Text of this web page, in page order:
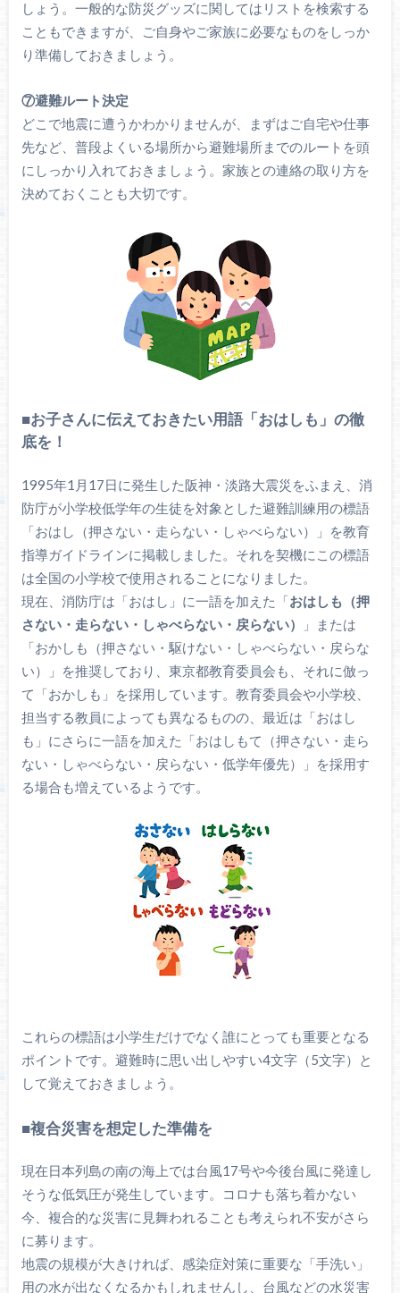
しょう。一般的な防災グッズに関してはリストを検索する
こともできますが、ご自身やご家族に必要なものをしっか
り準備しておきましょう。
⑦避難ルート決定
どこで地震に遭うかわかりませんが、まずはご自宅や仕事
先など、普段よくいる場所から避難場所までのルートを頭
にしっかり入れておきましょう。家族との連絡の取り方を
決めておくことも大切です。
■お子さんに伝えておきたい用語「おはしも」の徹
底を！
1995年1月17日に発生した阪神・淡路大震災をふまえ、消
防庁が小学校低学年の生徒を対象とした避難訓練用の標語
「おはし（押さない・走らない・しゃべらない）」を教育
指導ガイドラインに掲載しました。それを契機にこの標語
は全国の小学校で使用されることになりました。
現在、消防庁は「おはし」に一語を加えた「おはしも（押
さない・走らない・しゃべらない・戻らない）
」または
「おかしも（押さない・駆けない・しゃべらない・戻らな
い）」を推奨しており、東京都教育委員会も、それに倣っ
て「おかしも」を採用しています。教育委員会や小学校、
担当する教員によっても異なるものの、最近は「おはし
も」にさらに一語を加えた「おはしもて（押さない・走ら
ない・しゃべらない・戻らない・低学年優先）」を採用す
る場合も増えているようです。
これらの標語は小学生だけでなく誰にとっても重要となる
ポイントです。避難時に思い出しやすい4文字（5文字）と
して覚えておきましょう。
■複合災害を想定した準備を
現在日本列島の南の海上では台風17号や今後台風に発達し
そうな低気圧が発生しています。コロナも落ち着かない
今、複合的な災害に見舞われることも考えられ不安がさら
に募ります。
地震の規模が大きければ、感染症対策に重要な「手洗い」
用の水が出なくなるかもしれませんし、台風などの水災害